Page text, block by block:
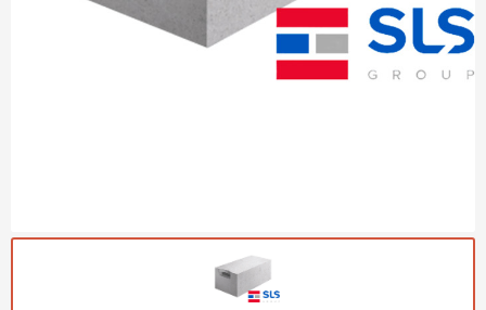
Газобетон Могилевский КСИ
Газобетон ВКБлок